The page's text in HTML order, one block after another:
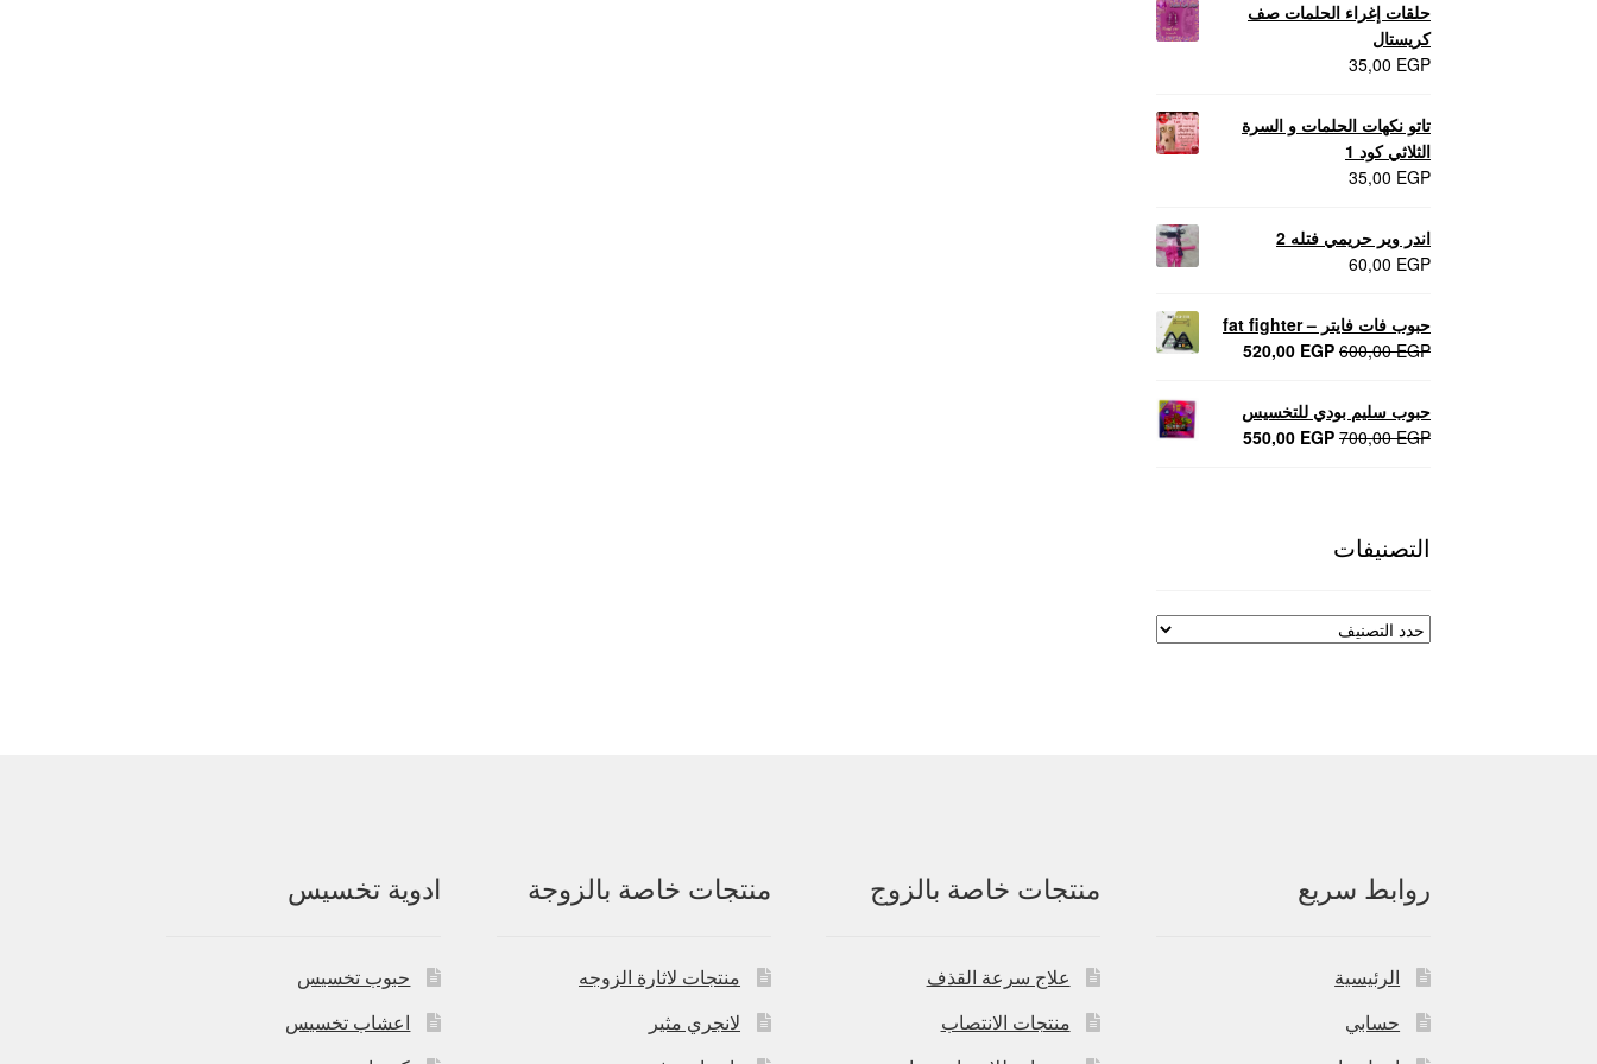
حلقات إغراء الحلمات صف
كريستال
35,00 EGP
تاتو نكهات الحلمات و السرة
الثلاثي كود 1
35,00 EGP
اندر وير حريمي فتله 2
60,00 EGP
حبوب فات فايتر – fat fighter
600,00EGP
السعر
600,00 EGP.
520,00 EGP
السعر
520,00 EGP.
حبوب سليم بودي للتخسيس
700,00EGP
السعر550,00 EGP
السعر
التصنيفات
روابط سريع
الرئيسية
حسابي
منتجات خاصة بالزوج
علاج سرعة القذف
منتجات الانتصاب
منتجات خاصة بالزوجة
منتجات لاثارة الزوجه
لانجري مثير
ادوية تخسيس
حبوب تخسيس
اعشاب تخسيس